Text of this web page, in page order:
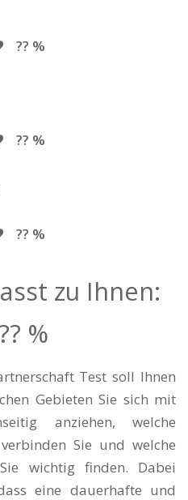
?? %
?? %
?? %
zu Ihnen:
?? %
Test soll Ihnen
Gebieten Sie sich mit
anziehen, welche
Sie und welche
wichtig finden. Dabei
eine dauerhafte und